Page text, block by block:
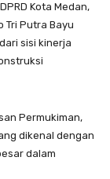
Kota Medan,
Tri Putra Bayu
sisi kinerja
Permukiman,
dikenal dengan
dalam